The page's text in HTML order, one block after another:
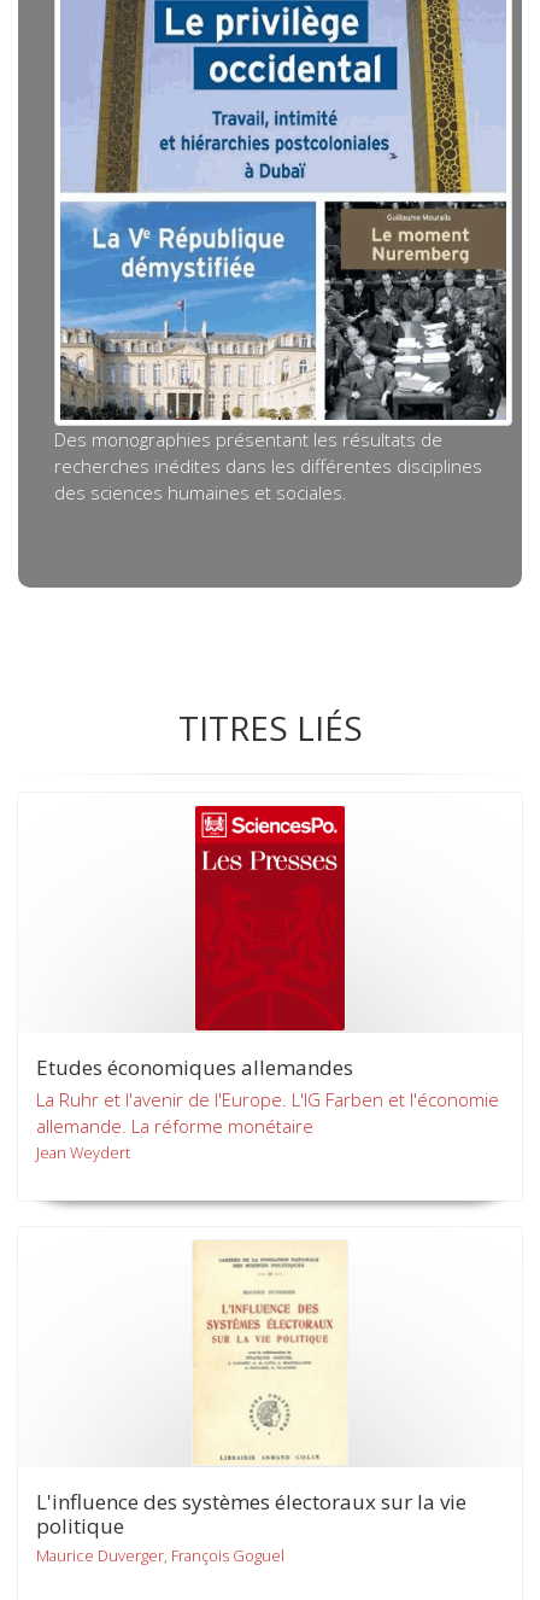
Des monographies présentant les résultats de
recherches inédites dans les différentes disciplines
des sciences humaines et sociales.
TITRES LIÉS
Etudes économiques allemandes
La Ruhr et l'avenir de l'Europe. L'IG Farben et l'économie
allemande. La réforme monétaire
Jean Weydert
L'influence des systèmes électoraux sur la vie
politique
Maurice Duverger, François Goguel